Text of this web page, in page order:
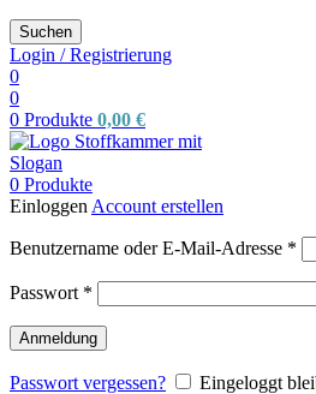
Suchen
Login / Registrierung
0
0
0 Produkte 0,00 €
0 Produkte
Einloggen Account erstellen
Benutzername oder E-Mail-Adresse *
Passwort *
Anmeldung
Passwort vergessen? Eingeloggt